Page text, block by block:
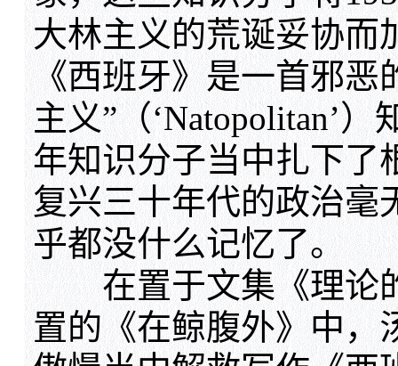
大林主义的荒诞妥协而
《西班牙》是一首邪
主义”（‘Natopolitan’
年知识分子当中扎下了
复兴三十年代的政治毫
乎都没什么记忆了。
在置于文集《理论
置的《在鲸腹外》中，